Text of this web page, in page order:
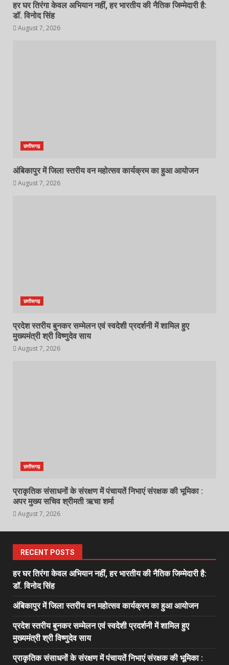
हर घर तिरंगा केवल अभियान नहीं, हर भारतीय की नैतिक जिम्मेदारी है:
डॉ. विनोद सिंह
August 7, 2026
छत्तीसगढ़
अंबिकापुर में जिला स्तरीय वन महोत्सव कार्यक्रम का हुआ आयोजन
August 7, 2026
छत्तीसगढ़
प्रदेश स्तरीय बुनकर सम्मेलन एवं स्वदेशी प्रदर्शनी में शामिल हुए
मुख्यमंत्री श्री विष्णुदेव साय
August 7, 2026
छत्तीसगढ़
प्राकृतिक संसाधनों के संरक्षण में पंचायतें निभाएं संरक्षक की भूमिका :
अपर मुख्य सचिव श्रीमती ऋचा शर्मा
August 7, 2026
RECENT POSTS
हर घर तिरंगा केवल अभियान नहीं, हर भारतीय की नैतिक जिम्मेदारी है:
डॉ. विनोद सिंह
अंबिकापुर में जिला स्तरीय वन महोत्सव कार्यक्रम का हुआ आयोजन
प्रदेश स्तरीय बुनकर सम्मेलन एवं स्वदेशी प्रदर्शनी में शामिल हुए
मुख्यमंत्री श्री विष्णुदेव साय
प्राकृतिक संसाधनों के संरक्षण में पंचायतें निभाएं संरक्षक की भूमिका :